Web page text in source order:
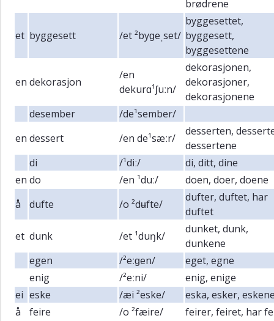
brødrene
et byggesett /et ²byɡeˌset/
byggesettet,
byggesett,
byggesettene
en dekorasjon
/en
dekurɑ¹ʃuːn/
dekorasjonen,
dekorasjoner,
dekorasjonene
desember
/de¹sember/
en dessert /en de¹sæːr/
desserten,
dessertene
di
/¹diː/
di, ditt, dine
en do /en ¹duː/
doen, doer, doene
å
dufte /o ²dʉfte/
dufter, duftet, har
duftet
et dunk /et ¹duŋk/
dunket, dunk,
dunkene
egen
/²eːɡen/
eget, egne
enig
/²eːni/
enig, enige
ei eske /æi ²eske/
eska, esker,
å
feire /o ²fæire/
feirer, feiret, har